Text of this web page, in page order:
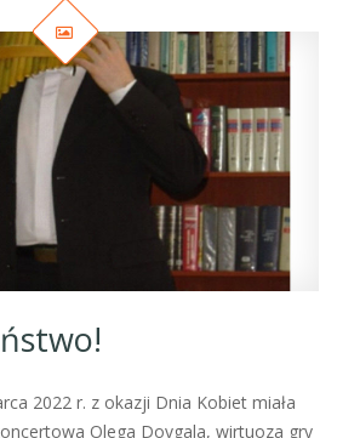
2022 r. z okazji Dnia Kobiet miała
Olega Dovgala, wirtuoza gry